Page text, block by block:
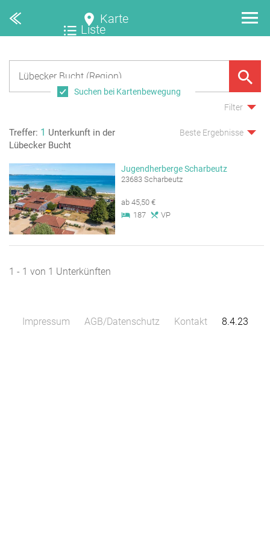
Karte
Liste
Filter
Treffer: 1 Unterkunft in der
Lübecker Bucht
Beste Ergebnisse
Jugendherberge Scharbeutz
23683 Scharbeutz
ab 45,50 €
187
VP
1 - 1 von 1 Unterkünften
Suchen bei Kartenbewegung
Impressum AGB/Datenschutz Kontakt 8.4.23